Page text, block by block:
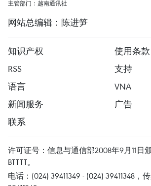
主管部门：越南通讯社
网站总编辑：陈进笋
知识产权
使用条款
RSS
支持
语言
VNA
新闻服务
广告
联系
许可证号：信息与通信部2008年9月11日
BTTTT。
电话：(024) 39411349 - (024) 39411348，